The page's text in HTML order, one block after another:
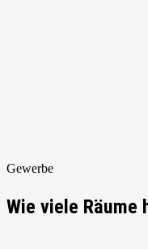
Gewerbe
Wie viele Räume